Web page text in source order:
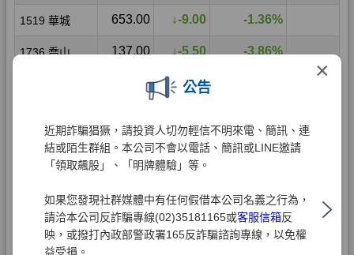
×
公告
近期詐騙猖獗，請投資人切勿輕信不明來電、簡訊、連
結或陌生群組。本公司不會以電話、簡訊或LINE邀請
「領取飆股」、「明牌體驗」等。
如果您發現社群媒體中有任何假借本公司名義之行為，
請洽本公司反詐騙專線(02)35181165或客服信箱反
映，或撥打內政部警政署165反詐騙諮詢專線，以免權
益受損。